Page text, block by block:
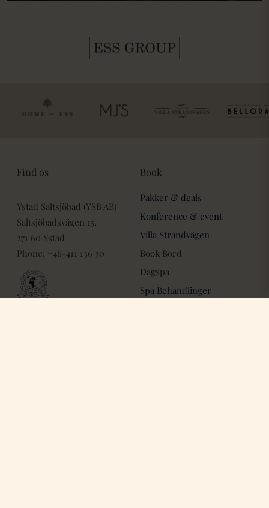
Find os
Ystad Saltsjöbad (YSB AB)
Saltsjöbadsvägen 15,
271 60 Ystad
Phone: +46-411 136 30
Book
Pakker & deals
Konference & event
Villa Strandvägen
Book Bord
Dagspa
Spa Behandlinger